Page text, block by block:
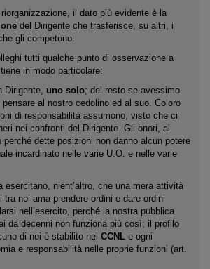
il dato più evidente è la
del Dirigente che trasferisce, su altri, i
gli competono.
tutti qualche punto di osservazione a
in modo particolare:
Dirigente, uno solo; del resto se avessimo
al nostro cedolino ed al suo. Coloro
di responsabilità assumono, visto che ci
nei confronti del Dirigente. Gli onori, al
dette posizioni non danno alcun potere
incardinato nelle varie U.O. e nelle varie
esercitano, nient’altro, che una mera attività
tra noi ama prendere ordini e dare ordini
nell’esercito, perché la nostra pubblica
da decenni non funziona più così; il profilo
di noi è stabilito nel CCNL e ogni
e responsabilità nelle proprie funzioni (art.